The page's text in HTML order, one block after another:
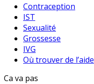
Contraception
IST
Sexualité
Grossesse
IVG
Où trouver de l’aide
Ca va pas